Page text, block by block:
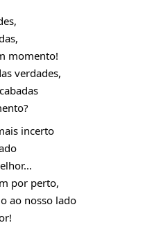
momento!
verdades,
incerto
por perto,
ao nosso lado